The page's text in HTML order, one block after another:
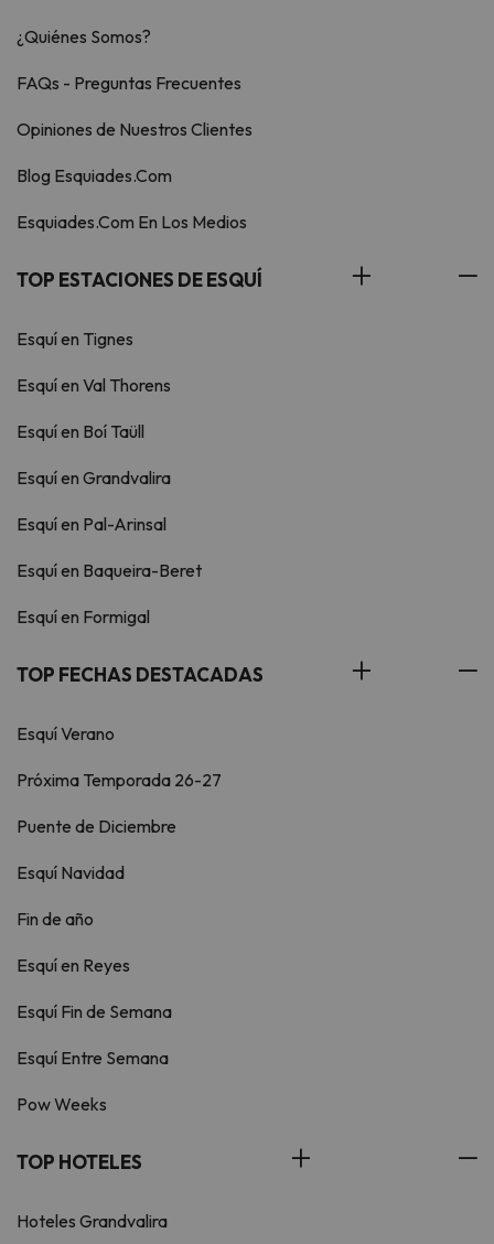
¿Quiénes Somos?
FAQs - Preguntas Frecuentes
Opiniones de Nuestros Clientes
Blog Esquiades.Com
Esquiades.Com En Los Medios
TOP ESTACIONES DE ESQUÍ
Esquí en Tignes
Esquí en Val Thorens
Esquí en Boí Taüll
Esquí en Grandvalira
Esquí en Pal-Arinsal
Esquí en Baqueira-Beret
Esquí en Formigal
TOP FECHAS DESTACADAS
Esquí Verano
Próxima Temporada 26-27
Puente de Diciembre
Esquí Navidad
Fin de año
Esquí en Reyes
Esquí Fin de Semana
Esquí Entre Semana
Pow Weeks
TOP HOTELES
Hoteles Grandvalira